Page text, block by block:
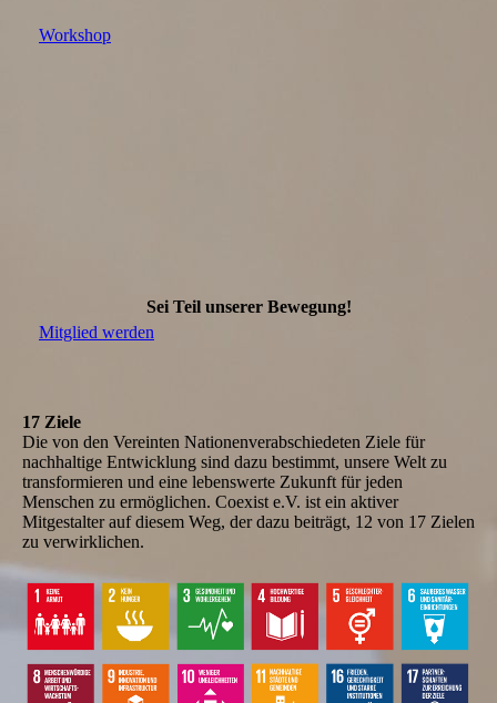
Workshop
Sei Teil unserer Bewegung!
Mitglied werden
17 Ziele
Die von den Vereinten Nationenverabschiedeten Ziele für
nachhaltige Entwicklung sind dazu bestimmt, unsere Welt zu
transformieren und eine lebenswerte Zukunft für jeden
Menschen zu ermöglichen. Coexist e.V. ist ein aktiver
Mitgestalter auf diesem Weg, der dazu beiträgt, 12 von 17 Zielen
zu verwirklichen.